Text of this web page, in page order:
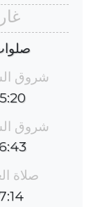
صلوات
شروق
شروق
صلاة